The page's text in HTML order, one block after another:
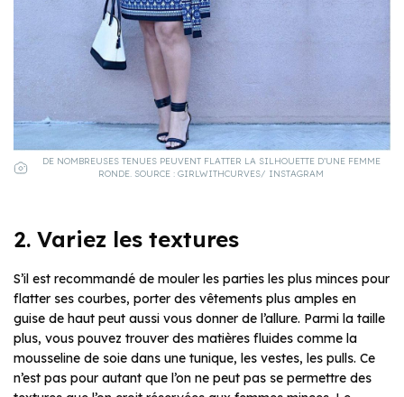
DE NOMBREUSES TENUES PEUVENT FLATTER LA SILHOUETTE D’UNE FEMME
RONDE. SOURCE : GIRLWITHCURVES/ INSTAGRAM
2. Variez les textures
S’il est recommandé de mouler les parties les plus minces pour
flatter ses courbes, porter des vêtements plus amples en
guise de haut peut aussi vous donner de l’allure. Parmi la taille
plus, vous pouvez trouver des matières fluides comme la
mousseline de soie dans une tunique, les vestes, les pulls. Ce
n’est pas pour autant que l’on ne peut pas se permettre des